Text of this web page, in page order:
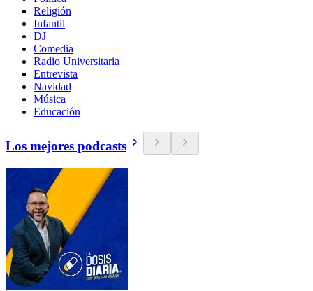
Religión
Infantil
DJ
Comedia
Radio Universitaria
Entrevista
Navidad
Música
Educación
Los mejores podcasts